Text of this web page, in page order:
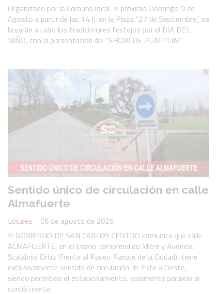
Organizado por la Comuna local, el próximo Domingo 9 de
Agosto a partir de las 14 h. en la Plaza “27 de Septiembre”, se
llevarán a cabo los tradicionales festejos por el DÍA DEL
NIÑO, con la presentación del “SHOW DE PLIM PLIM”.
Sentido único de circulación en calle
Almafuerte
Locales
06 de agosto de 2026
El GOBIERNO DE SAN CARLOS CENTRO comunica que calle
ALMAFUERTE, en el tramo comprendido Mitre y Avenida
Scalabrini Ortiz (frente al Paseo Parque de la Ciudad), tiene
exclusivamente sentido de circulación de Este a Oeste,
siendo permitido el estacionamiento, solamente paralelo al
cordón norte.